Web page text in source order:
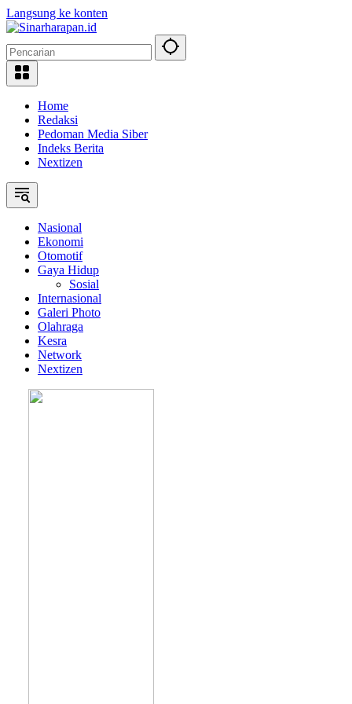
Langsung ke konten
Home
Redaksi
Pedoman Media Siber
Indeks Berita
Nextizen
Nasional
Ekonomi
Otomotif
Gaya Hidup
Sosial
Internasional
Galeri Photo
Olahraga
Kesra
Network
Nextizen